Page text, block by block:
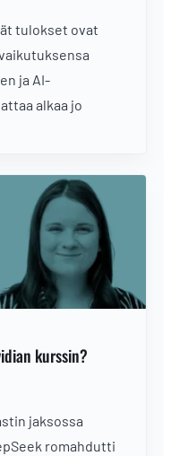
tulokset ovat
ja AI-
alkaa jo
kurssin?
jaksossa
romahdutti